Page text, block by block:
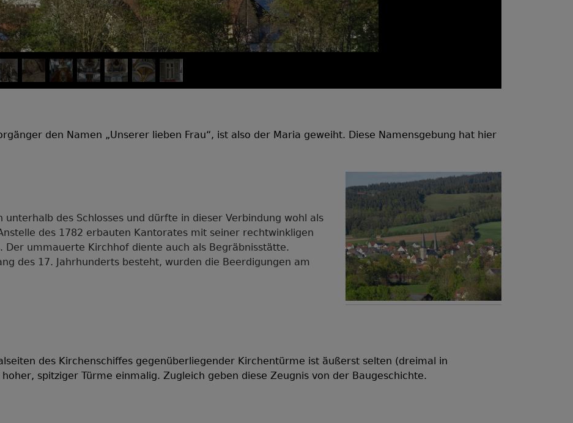
den Namen „Unserer lieben Frau“, ist also der Maria geweiht. Diese Namensgebung hat hier
des Schlosses und dürfte in dieser Verbindung wohl als
des 1782 erbauten Kantorates mit seiner rechtwinkligen
Der ummauerte Kirchhof diente auch als Begräbnisstätte.
des 17. Jahrhunderts besteht, wurden die Beerdigungen am
des Kirchenschiffes gegenüberliegender Kirchentürme ist äußerst selten (dreimal in
spitziger Türme einmalig. Zugleich geben diese Zeugnis von der Baugeschichte.